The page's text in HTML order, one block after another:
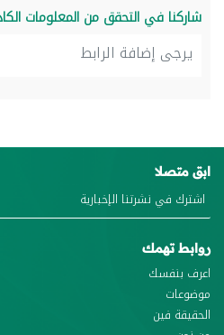
شاركنا في التحقق من المعلومات
ابق متصلا
روابط تهمك
اعرف بنفسك
موضوعات
الحقيقة فين